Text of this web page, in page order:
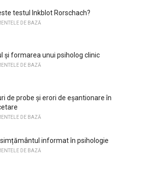
testul Inkblot Rorschach?
DE BAZĂ
și formarea unui psiholog clinic
DE BAZĂ
de probe și erori de eșantionare în
DE BAZĂ
informat în psihologie
DE BAZĂ